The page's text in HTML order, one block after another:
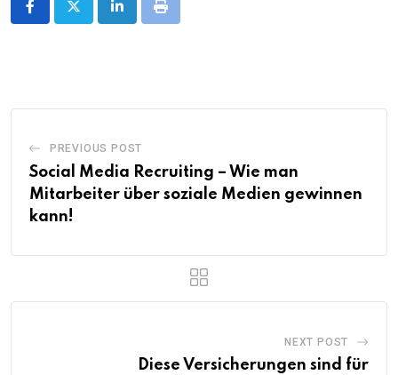
LinkedInPrint
PREVIOUS POST
Social Media Recruiting – Wie man
Mitarbeiter über soziale Medien gewinnen
kann!
NEXT POST
Diese Versicherungen sind für